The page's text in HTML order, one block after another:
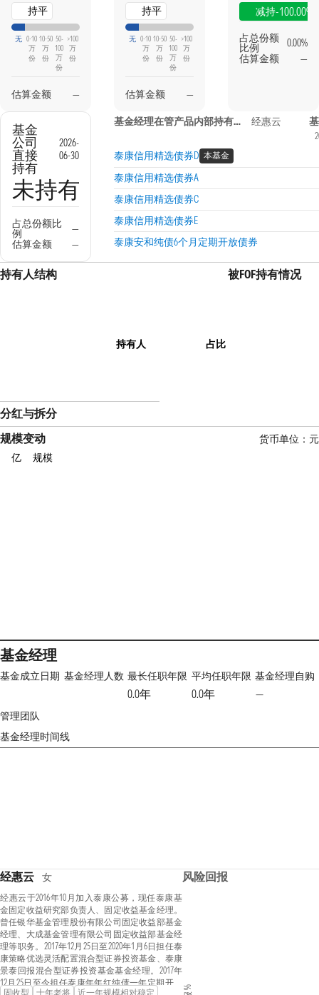
持平
无 0-10
万
份
10-50
万
份
50-
100
万
份
>100
万
份
估算金额 —
持平
无 0-10
万
份
10-50
万
份
50-
100
万
份
>100
万
份
估算金额 —
减持-100.00%
占总份额
比例
0.00%
估算金额
—
基金
公司
直接
持有
2026-
06-30
未持有
占总份额比
例
—
估算金额
—
基金经理在管产品内部持有信息 经惠云
泰康信用精选债券D 本基金
泰康信用精选债券A
泰康信用精选债券C
泰康信用精选债券E
泰康安和纯债6个月定期开放债券
持有人结构
持有人 占比
被FOF持有情况
分红与拆分
规模变动
货币单位：元
亿
规模
基金经理
基金成立日期 基金经理人数 最长任职年限
0.0年
平均任职年限
0.0年
基金经理自购
—
管理团队
基金经理时间线
经惠云 女
经惠云于2016年10月加入泰康公募，现任泰康基
金固定收益研究部负责人、固定收益基金经理。
曾任银华基金管理股份有限公司固定收益部基金
经理、大成基金管理有限公司固定收益部基金经
理等职务。2017年12月25日至2020年1月6日担任泰
康策略优选灵活配置混合型证券投资基金、泰康
景泰回报混合型证券投资基金基金经理。2017年
12月25日至今担任泰康年年红纯债一年定期开放
固收型 十年老将 近一年规模相对稳定
风险回报